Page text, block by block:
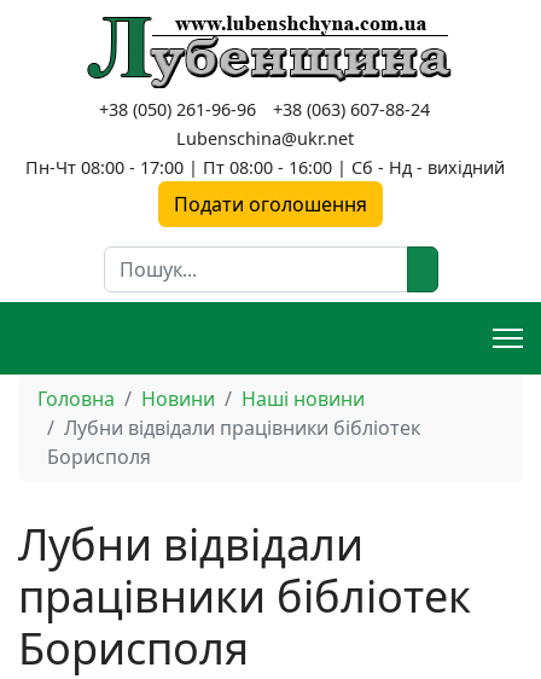
+38 (050) 261-96-96
+38 (063) 607-88-24
Lubenschina@ukr.net
Пн-Чт 08:00 - 17:00 | Пт 08:00 - 16:00 | Сб - Нд - вихідний
Подати оголошення
Пошук
Головна Новини
Наші новини
Лубни відвідали працівники бібліотек
Борисполя
Лубни відвідали
працівники бібліотек
Борисполя